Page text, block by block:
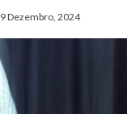
9 Dezembro, 2024